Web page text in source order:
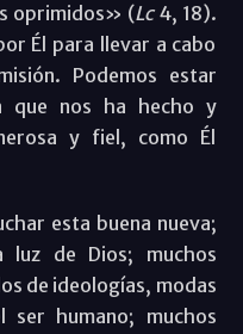
oprimidos» (Lc4, 18).
Él para llevar a cabo
Podemos estar
que nos ha hecho y
y fiel, como Él
esta buena nueva;
luz de Dios; muchos
de ideologías, modas
humano; muchos